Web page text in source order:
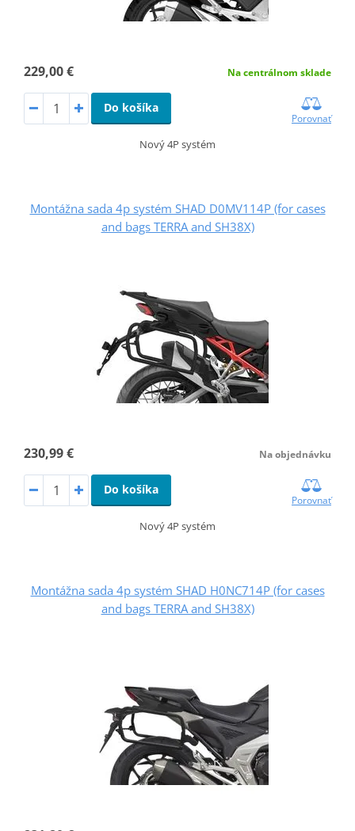
229,00 € Na centrálnom sklade
Do košíka
Porovnať
Nový 4P systém
Montážna sada 4p systém SHAD D0MV114P (for cases
and bags TERRA and SH38X)
230,99 € Na objednávku
Do košíka
Porovnať
Nový 4P systém
Montážna sada 4p systém SHAD H0NC714P (for cases
and bags TERRA and SH38X)